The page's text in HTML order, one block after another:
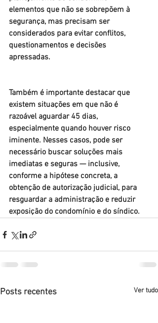
elementos que não se sobrepõem à
segurança, mas precisam ser
considerados para evitar conflitos,
questionamentos e decisões
apressadas.
Também é importante destacar que
existem situações em que não é
razoável aguardar 45 dias,
especialmente quando houver risco
iminente. Nesses casos, pode ser
necessário buscar soluções mais
imediatas e seguras — inclusive,
conforme a hipótese concreta, a
obtenção de autorização judicial, para
resguardar a administração e reduzir
exposição do condomínio e do síndico.
Posts recentes Ver tudo